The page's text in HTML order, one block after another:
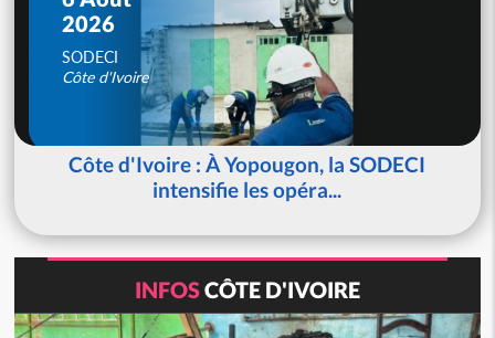
2026
SODECI
Côte d'Ivoire
Côte d'Ivoire : À Yopougon, la SODECI
intensifie les opéra...
INFOSCÔTE D'IVOIRE